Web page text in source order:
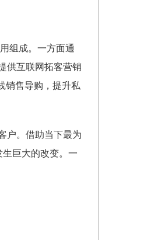
组成。一方面通
供互联网拓客营销
销售导购，提升私
户。借助当下最为
巨大的改变。一